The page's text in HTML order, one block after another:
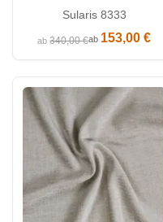
Sularis 8333
ab340,00 €ab 153,00 €